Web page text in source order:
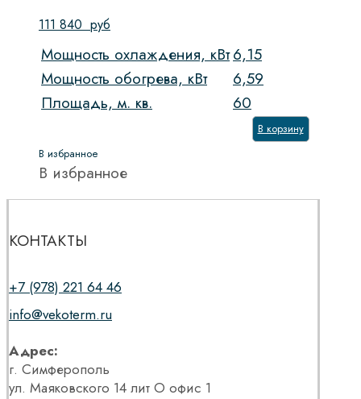
111 840 руб
Мощность охлаждения, кВт6,15
Мощность обогрева, кВт
6,59
Площадь, м. кв.
60
В корзину
В избранное
В избранное
КОНТАКТЫ
+7 (978) 221 64 46
info@vekoterm.ru
Адрес:
г. Симферополь
ул. Маяковского 14 лит О офис 1